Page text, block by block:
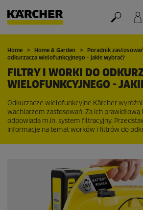
Koszyk
Lista życzeń
Home Home & Garden Poradnik
odkurzacza wielofunkcyjnego - jakie wybrać?
FILTRY I WORKI DO
WIELOFUNKCYJNEGO -
Odkurzacze wielofunkcyjne Kärcher
wachlarzem zastosowań. Za ich prawidłową
odpowiada m.in. system filtracyjny.
informacje na temat worków i filtrów do